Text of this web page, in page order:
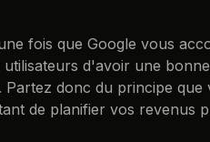
fois que Google vous
d'avoir une
donc du principe que
de planifier vos revenus